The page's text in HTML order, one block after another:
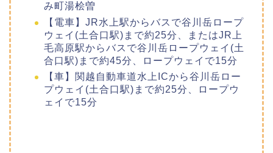
み町湯桧曽
【電車】JR水上駅からバスで谷川岳ロープ
ウェイ(土合口駅)まで約25分、またはJR上
毛高原駅からバスで谷川岳ロープウェイ(土
合口駅)まで約45分、ロープウェイで15分
【車】関越自動車道水上ICから谷川岳ロー
プウェイ(土合口駅)まで約25分、ロープウ
ェイで15分